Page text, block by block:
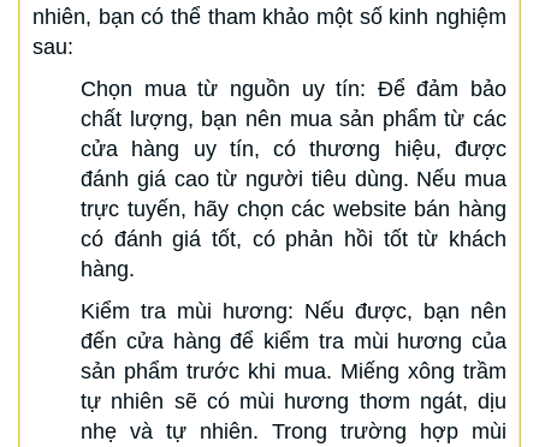
nhiên, bạn có thể tham khảo một số kinh nghiệm
sau:
Chọn mua từ nguồn uy tín: Để đảm bảo
chất lượng, bạn nên mua sản phẩm từ các
cửa hàng uy tín, có thương hiệu, được
đánh giá cao từ người tiêu dùng. Nếu mua
trực tuyến, hãy chọn các website bán hàng
có đánh giá tốt, có phản hồi tốt từ khách
hàng.
Kiểm tra mùi hương: Nếu được, bạn nên
đến cửa hàng để kiểm tra mùi hương của
sản phẩm trước khi mua. Miếng xông trầm
tự nhiên sẽ có mùi hương thơm ngát, dịu
nhẹ và tự nhiên. Trong trường hợp mùi